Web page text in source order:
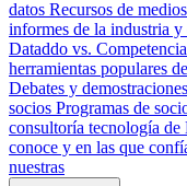
datos Recursos de medios
informes de la industria y
Dataddo vs. Competencia
herramientas populares
Debates y
socios Programas de
consultoría tecnología de
conoce y en las que
nuestras